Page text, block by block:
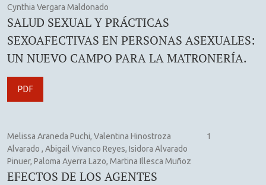
Cynthia Vergara Maldonado
SALUD SEXUAL Y PRÁCTICAS
SEXOAFECTIVAS EN PERSONAS ASEXUALES:
UN NUEVO CAMPO PARA LA MATRONERÍA.
PDF
Melissa Araneda Puchi, Valentina Hinostroza
Alvarado , Abigail Vivanco Reyes, Isidora Alvarado
Pinuer, Paloma Ayerra Lazo, Martina Illesca Muñoz
1
EFECTOS DE LOS AGENTES